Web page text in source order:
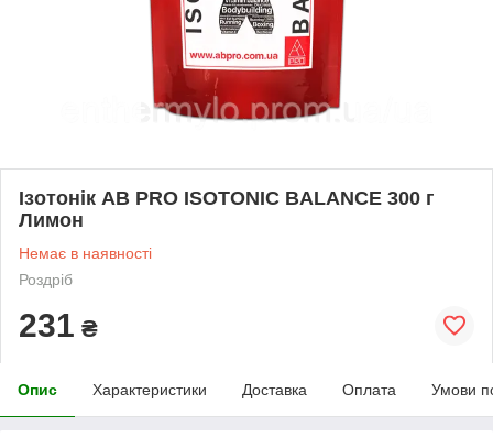
Ізотонік AB PRO ISOTONIC BALANCE 300 г
Лимон
Немає в наявності
Роздріб
231 ₴
Опис Характеристики Доставка Оплата Умови